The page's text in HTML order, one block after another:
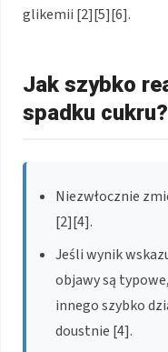
glikemii [2][5][6].
Jak szybko
spadku cukru?
Niezwłocznie
[2][4].
Jeśli wynik
objawy są
innego szybko
doustnie [4].